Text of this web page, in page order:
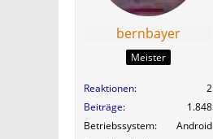
bernbayer
Meister
Reaktionen
2
Beiträge
1.848
Betriebssystem
Android